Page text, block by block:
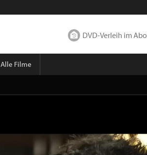
DVD-Verleih im Abo
Alle Filme